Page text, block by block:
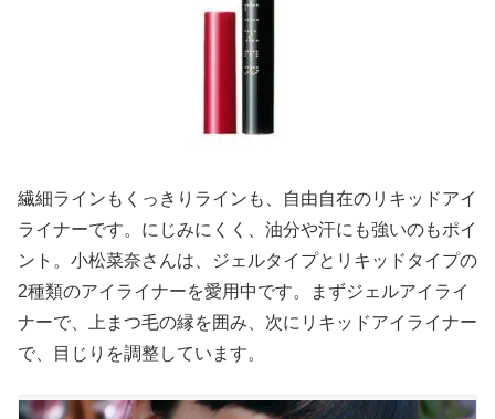
繊細ラインもくっきりラインも、自由自在のリキッドアイ
ライナーです。にじみにくく、油分や汗にも強いのもポイ
ント。小松菜奈さんは、ジェルタイプとリキッドタイプの
2種類のアイライナーを愛用中です。まずジェルアイライ
ナーで、上まつ毛の縁を囲み、次にリキッドアイライナー
で、目じりを調整しています。